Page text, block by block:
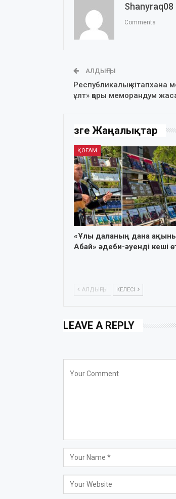
Shanyraq08
Comments
АЛДЫҢҒЫ
Республикалық кітапхана
ұлт» қоры меморандум
Өзге Жаңалықтар
ҚОҒАМ
«Ұлы даланың дана
Абай» әдеби-әуенді кеші
АЛДЫҢҒЫ КЕЛЕСІ
LEAVE A REPLY